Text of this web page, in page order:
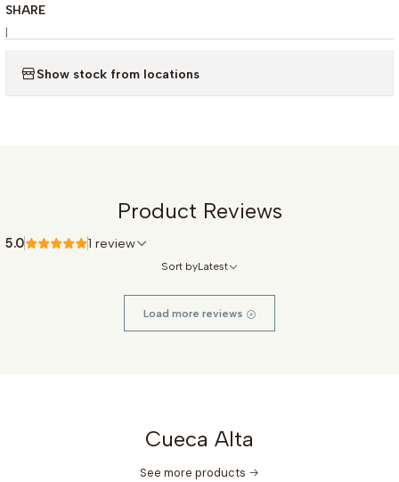
SHARE
|
Show stock from locations
Product Reviews
5.0 1 review
Sort byLatest
Load more reviews
Cueca Alta
See more products